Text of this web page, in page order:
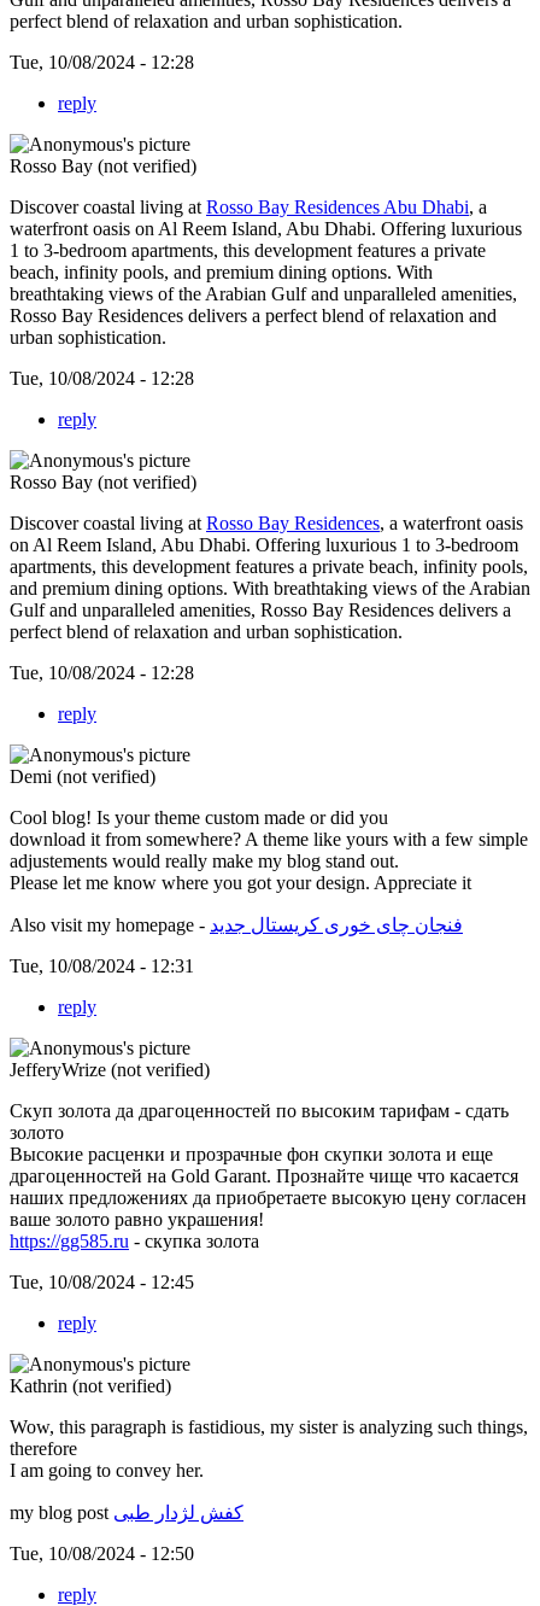
perfect blend of relaxation and urban sophistication.
Tue, 10/08/2024 - 12:28
reply
Rosso Bay (not verified)
Discover coastal living at Rosso Bay Residences Abu Dhabi, a
waterfront oasis on Al Reem Island, Abu Dhabi. Offering luxurious
1 to 3-bedroom apartments, this development features a private
beach, infinity pools, and premium dining options. With
breathtaking views of the Arabian Gulf and unparalleled amenities,
Rosso Bay Residences delivers a perfect blend of relaxation and
urban sophistication.
Tue, 10/08/2024 - 12:28
reply
Rosso Bay (not verified)
Discover coastal living at Rosso Bay Residences, a waterfront oasis
on Al Reem Island, Abu Dhabi. Offering luxurious 1 to 3-bedroom
apartments, this development features a private beach, infinity pools,
and premium dining options. With breathtaking views of the Arabian
Gulf and unparalleled amenities, Rosso Bay Residences delivers a
perfect blend of relaxation and urban sophistication.
Tue, 10/08/2024 - 12:28
reply
Demi (not verified)
Cool blog! Is your theme custom made or did you
download it from somewhere? A theme like yours with a few simple
adjustements would really make my blog stand out.
Please let me know where you got your design. Appreciate it
Also visit my homepage - فنجان چای خوری کریستال جدید
Tue, 10/08/2024 - 12:31
reply
JefferyWrize (not verified)
Скуп золота да драгоценностей по высоким тарифам - сдать
золото
Высокие расценки и прозрачные фон скупки золота и еще
драгоценностей на Gold Garant. Прознайте чище что касается
наших предложениях да приобретаете высокую цену согласен
ваше золото равно украшения!
https://gg585.ru - скупка золота
Tue, 10/08/2024 - 12:45
reply
Kathrin (not verified)
Wow, this paragraph is fastidious, my sister is analyzing such things,
therefore
I am going to convey her.
my blog post کفش لژدار طبی
Tue, 10/08/2024 - 12:50
reply